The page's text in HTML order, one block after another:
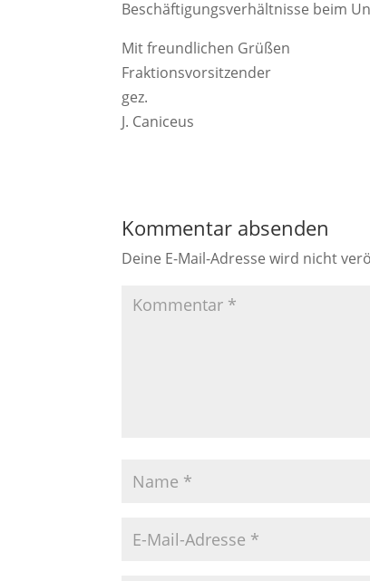
Beschäftigungsverhältnisse beim
Mit freundlichen Grüßen
Fraktionsvorsitzender
gez.
J. Caniceus
Kommentar absenden
Deine E-Mail-Adresse wird nicht